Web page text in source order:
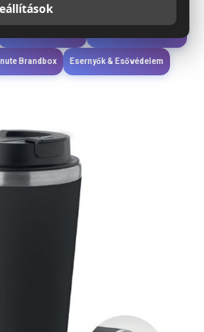
Wellness & Ápolás
Brandbox Esernyők & Esővédelem